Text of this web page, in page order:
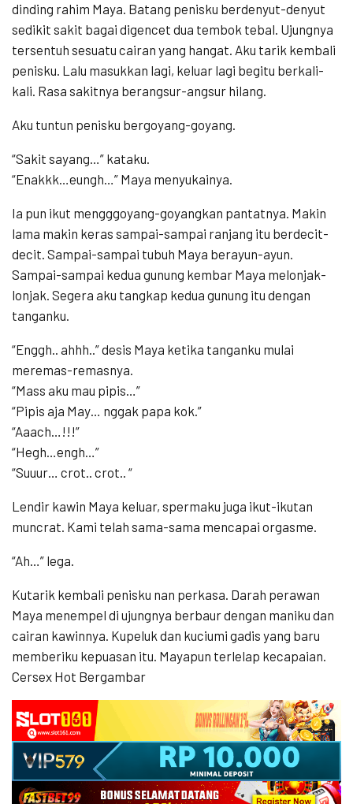
dinding rahim Maya. Batang penisku berdenyut-denyut
sedikit sakit bagai digencet dua tembok tebal. Ujungnya
tersentuh sesuatu cairan yang hangat. Aku tarik kembali
penisku. Lalu masukkan lagi, keluar lagi begitu berkali-
kali. Rasa sakitnya berangsur-angsur hilang.
Aku tuntun penisku bergoyang-goyang.
“Sakit sayang…” kataku.
“Enakkk…eungh…” Maya menyukainya.
Ia pun ikut mengggoyang-goyangkan pantatnya. Makin
lama makin keras sampai-sampai ranjang itu berdecit-
decit. Sampai-sampai tubuh Maya berayun-ayun.
Sampai-sampai kedua gunung kembar Maya melonjak-
lonjak. Segera aku tangkap kedua gunung itu dengan
tanganku.
“Enggh.. ahhh..” desis Maya ketika tanganku mulai
meremas-remasnya.
“Mass aku mau pipis…”
“Pipis aja May… nggak papa kok.”
“Aaach…!!!”
“Hegh…engh…”
“Suuur… crot.. crot.. “
Lendir kawin Maya keluar, spermaku juga ikut-ikutan
muncrat. Kami telah sama-sama mencapai orgasme.
“Ah…” lega.
Kutarik kembali penisku nan perkasa. Darah perawan
Maya menempel di ujungnya berbaur dengan maniku dan
cairan kawinnya. Kupeluk dan kuciumi gadis yang baru
memberiku kepuasan itu. Mayapun terlelap kecapaian.
Cersex Hot Bergambar